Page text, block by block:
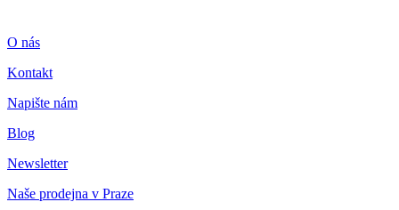
O nás
Kontakt
Napište nám
Blog
Newsletter
Naše prodejna v Praze